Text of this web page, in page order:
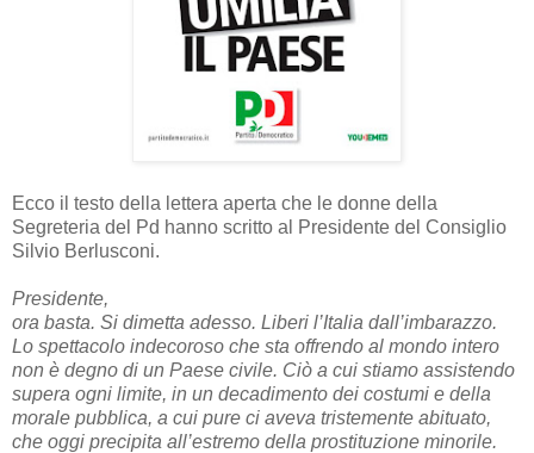
Ecco il testo della lettera aperta che le donne della
Segreteria del Pd hanno scritto al Presidente del Consiglio
Silvio Berlusconi.
Presidente,
ora basta. Si dimetta adesso. Liberi l’Italia dall’imbarazzo.
Lo spettacolo indecoroso che sta offrendo al mondo intero
non è degno di un Paese civile. Ciò a cui stiamo assistendo
supera ogni limite, in un decadimento dei costumi e della
morale pubblica, a cui pure ci aveva tristemente abituato,
che oggi precipita all’estremo della prostituzione minorile.